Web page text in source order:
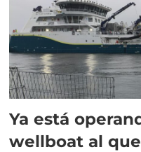
Ya está
wellboat al